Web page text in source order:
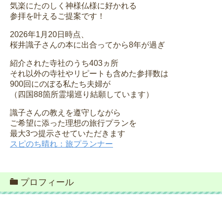
気楽にたのしく神様仏様に好かれる
参拝を叶えるご提案です！
2026年1月20日時点、
桜井識子さんの本に出合ってから8年が過ぎ
紹介された寺社のうち403ヵ所
それ以外の寺社やリピートも含めた参拝数は
900回にのぼる私たち夫婦が
（四国88箇所霊場巡り結願しています）
識子さんの教えを遵守しながら
ご希望に添った理想の旅行プランを
最大3つ提示させていただきます
スピのち晴れ：旅プランナー
プロフィール